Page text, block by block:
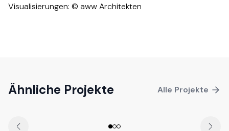
Visualisierungen: © aww Architekten​​​​‌ ‍ ​‍​‍‌‍ ‌ ​‍‌‍‍‌‌‍‌ ‌‍‍‌‌‍ ‍​‍​‍​ ‍‍​‍​‍‌ ​ ‌‍​‌‌‍ ‍‌‍‍‌‌ ‌​‌ ‍‌​‍ ‍‌‍‍‌‌‍ ​‍​‍​‍ ​​‍​‍‌‍‍​‌ ​‍‌‍‌‌‌‍‌‍​‍​‍​ ‍‍​‍​‍‌‍‍​‌ ‌​‌ ‌​‌ ​​​ ‍‍​‍ ​‍ ‌‍ ​‌‍ ‌‍​ ‌‍​‌‌‍ ​‌‍‍​‌‍ ‌ ​ ‌ ‌​​ ‍‍​ ​ ​ ​ ​ ​ ​ ​ ​‍ ‌‍‍‌‌‍ ‍‌ ‌​‌‍‌‌‌‍ ‍‌ ‌​​‍ ‌‍‌‌‌‍‌​‌‍‍‌‌ ‌​​‍ ‌‍ ‌‌‍ ‌‍‌​‌‍‌‌​ ‌‌ ​​‌ ​‍‌‍‌‌‌ ​ ‌‍‌‌‌‍ ‍‌ ‌​‌‍​‌‌ ‌​‌‍‍‌‌‍ ‌‍ ‍​ ‍ ‌‍‍‌‌‍‌​​ ‌​ ​‌‌‍‌‍‌‍​‍​ ‌‍‌‍​‌‌‍‌‍​ ‌‌‌‍‌‍​‍ ‌​ ‌‍​ ‌‌​ ‌‍​ ‌ ​‍ ‌​ ‌​‌‍‌​​ ​‍‌‍​‍​‍ ‌​ ‍‌​ ​‌​ ​​​ ​​​‍ ‌​ ‌‍‌‍‌‍​ ​‍​ ​​‌‍‌‍​ ​​​ ‍​​ ‍‌​ ​‌‌‍‌‍​ ​ ‌‍​ ​ ‍ ‌ ‌​‌ ‍‌‌ ​​‌‍‌‌​ ‌‌ ​​‌ ​‍‌‍ ‌‍‍‍‌‍‌‌‌‍​ ‌ ‌​​ ‍ ‌ ​​‌‍​‌‌ ‌​‌‍‍​​ ‌‌‍‌​‌‍‌‌‌ ​ ‌‍​ ‌ ​‍‌‍‍‌‌ ​​‌ ‌​‌‍‍‌‌‍ ‌‍ ‍​‍‌‌​ ‌‌‌​​‍‌‌ ‌‍‍ ‌‍‌‌‌ ‍‌​‍‌‌​ ​ ‌​‌​​‍‌‌​ ​ ‌​‌​​‍‌‌​ ​‍​ ​‍‌‍‌​‌‍‌‌​‍‌‌​ ​‍​ ​‍​‍‌‌​ ‌‌‌​‌​​‍ ‍‌ ‌‍‌‍​‌‌‍ ​‌ ‌‌‌‍‌‌​‍‌‌​ ‌‌‌​​‍‌‌ ‌‍‍ ‌‍‌‌‌ ‍‌​‍‌‌​ ​ ‌​‌​​‍‌‌​ ​ ‌​‌​​‍‌‌​ ​‍​ ​‍‌‍​‍‌‍‌‌‌‍​‍​ ‌‍​ ‌‍​ ‍‌​ ​‌‌‍​‍​ ​ ​ ​ ​ ‌‍‌‍​ ​‍‌‌​ ​‍​ ​‍​‍‌‌​ ‌‌‌​‌​​‍ ‍‌‍​ ‌‍‍​‌‍‍‌‌‍ ​‌‍‌​‌ ​‍‌‍‌‌‌‍ ‍​‍‌‌​ ‌‌‌​​‍‌‌ ‌‍‍ ‌‍‌‌‌ ‍‌​‍‌‌​ ​ ‌​‌​​‍‌‌​ ​ ‌​‌​​‍‌‌​ ​‍​ ​‍‌‍‌‍​ ​​​ ‌‍​ ​‍​ ​ ‌‍​‌​ ​ ​ ​‍​ ‌​​ ‌‌​ ‌​‌‍​ ​‍‌‌​ ​‍​ ​‍​‍‌‌​ ‌‌‌​‌​​‍ ‍‌ ‌​‌‍‌‌‌ ‍​‌ ‌​​ ‌‍​‍‌‍​‌‌ ​ ‌‍‌‌‌‌‌‌‌ ​‍‌‍ ​​ ‌‌‍‍​‌ ‌​‌ ‌​‌ ​​​‍‌‌​ ​ ‌​​‌​‍‌‌​ ​‍‌​‌‍​‍‌‌​ ​‍‌​‌‍‌‍ ​‌‍ ‌‍​ ‌‍​‌‌‍ ​‌‍‍​‌‍ ‌ ​ ‌ ‌​​‍‌‌​ ​ ‌​​‌​ ​ ​ ​ ​ ​ ​ ​ ​‍‌‍‌‍‍‌‌‍‌​​ ‌​ ​‌‌‍‌‍‌‍​‍​ ‌‍‌‍​‌‌‍‌‍​ ‌‌‌‍‌‍​‍ ‌​ ‌‍​ ‌‌​ ‌‍​ ‌ ​‍ ‌​ ‌​‌‍‌​​ ​‍‌‍​‍​‍ ‌​ ‍‌​ ​‌​ ​​​ ​​​‍ ‌​ ‌‍‌‍‌‍​ ​‍​ ​​‌‍‌‍​ ​​​ ‍​​ ‍‌​ ​‌‌‍‌‍​ ​ ‌‍​ ​‍‌‍‌ ‌​‌ ‍‌‌ ​​‌‍‌‌​ ‌‌ ​​‌ ​‍‌‍ ‌‍‍‍‌‍‌‌‌‍​ ‌ ‌​​‍‌‍‌ ​​‌‍​‌‌ ‌​‌‍‍​​ ‌‌‍‌​‌‍‌‌‌ ​ ‌‍​ ‌ ​‍‌‍‍‌‌ ​​‌ ‌​‌‍‍‌‌‍ ‌‍ ‍​‍‌‌​ ‌‌‌​​‍‌‌ ‌‍‍ ‌‍‌‌‌ ‍‌​‍‌‌​ ​ ‌​‌​​‍‌‌​ ​ ‌​‌​​‍‌‌​ ​‍​ ​‍‌‍‌​‌‍‌‌​‍‌‌​ ​‍​ ​‍​‍‌‌​ ‌‌‌​‌​​‍ ‍‌ ‌‍‌‍​‌‌‍ ​‌ ‌‌‌‍‌‌​‍‌‌​ ‌‌‌​​‍‌‌ ‌‍‍ ‌‍‌‌‌ ‍‌​‍‌‌​ ​ ‌​‌​​‍‌‌​ ​ ‌​‌​​‍‌‌​ ​‍​ ​‍‌‍​‍‌‍‌‌‌‍​‍​ ‌‍​ ‌‍​ ‍‌​ ​‌‌‍​‍​ ​ ​ ​ ​ ‌‍‌‍​ ​‍‌‌​ ​‍​ ​‍​‍‌‌​ ‌‌‌​‌​​‍ ‍‌‍​ ‌‍‍​‌‍‍‌‌‍ ​‌‍‌​‌ ​‍‌‍‌‌‌‍ ‍​‍‌‌​ ‌‌‌​​‍‌‌ ‌‍‍ ‌‍‌‌‌ ‍‌​‍‌‌​ ​ ‌​‌​​‍‌‌​ ​ ‌​‌​​‍‌‌​ ​‍​ ​‍‌‍‌‍​ ​​​ ‌‍​ ​‍​ ​ ‌‍​‌​ ​ ​ ​‍​ ‌​​ ‌‌​ ‌​‌‍​ ​‍‌‌​ ​‍​ ​‍​‍‌‌​ ‌‌‌​‌​​‍ ‍‌ ‌​‌‍‌‌‌ ‍​‌ ‌​​‍‌‍‌ ​​‌‍‌‌‌ ​‍‌ ​ ‌ ​​‌‍‌‌‌‍​ ‌ ‌​‌‍‍‌‌ ‌‍‌‍‌‌​ ‌‌ ​​‌ ‌‌‌‍​‍‌‍ ​‌‍‍‌‌ ​ ‌‍‍​‌‍‌‌‌‍‌​​‍​‍‌ ‌
Ähnliche Projekte Alle Projekte